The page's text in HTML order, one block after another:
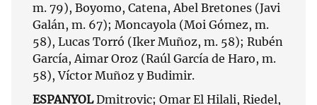
m. 79), Boyomo, Catena, Abel Bretones (Javi
Galán, m. 67); Moncayola (Moi Gómez, m.
58), Lucas Torró (Iker Muñoz, m. 58); Rubén
García, Aimar Oroz (Raúl García de Haro, m.
58), Víctor Muñoz y Budimir.
ESPANYOLDmitrovic; Omar El Hilali, Riedel,